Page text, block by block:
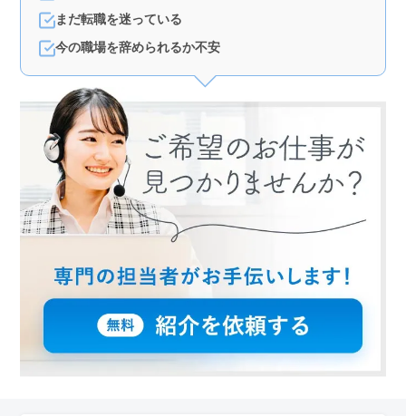
まだ転職を迷っている
今の職場を辞められるか不安